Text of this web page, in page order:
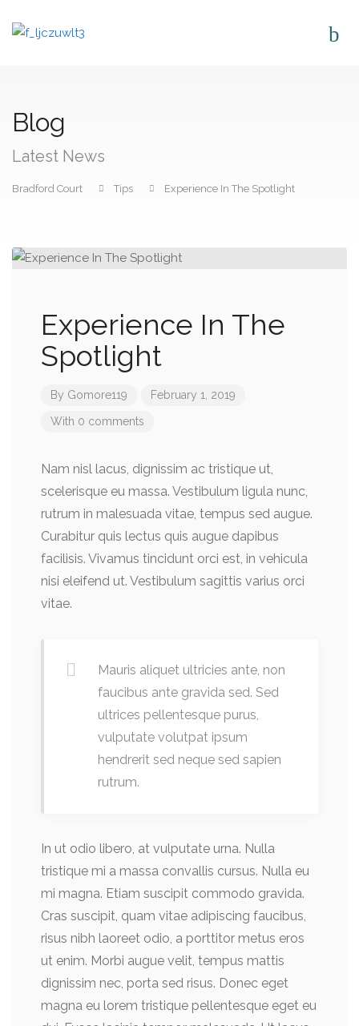
Blog
Latest News
Bradford Court Tips Experience In The Spotlight
Experience In The
Spotlight
By Gomore119 February 1, 2019
With 0 comments
Nam nisl lacus, dignissim ac tristique ut,
scelerisque eu massa. Vestibulum ligula nunc,
rutrum in malesuada vitae, tempus sed augue.
Curabitur quis lectus quis augue dapibus
facilisis. Vivamus tincidunt orci est, in vehicula
nisi eleifend ut. Vestibulum sagittis varius orci
vitae.
Mauris aliquet ultricies ante, non
faucibus ante gravida sed. Sed
ultrices pellentesque purus,
vulputate volutpat ipsum
hendrerit sed neque sed sapien
rutrum.
In ut odio libero, at vulputate urna. Nulla
tristique mi a massa convallis cursus. Nulla eu
mi magna. Etiam suscipit commodo gravida.
Cras suscipit, quam vitae adipiscing faucibus,
risus nibh laoreet odio, a porttitor metus eros
ut enim. Morbi augue velit, tempus mattis
dignissim nec, porta sed risus. Donec eget
magna eu lorem tristique pellentesque eget eu